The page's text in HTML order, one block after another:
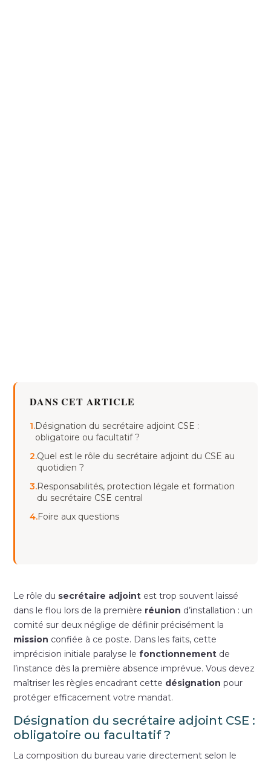
DANS CET ARTICLE
1.Désignation du secrétaire adjoint CSE :
obligatoire ou facultatif ?
2.Quel est le rôle du secrétaire adjoint du CSE au
quotidien ?
3.Responsabilités, protection légale et formation
du secrétaire CSE central
4.Foire aux questions
Le rôle du secrétaire adjoint est trop souvent laissé
dans le flou lors de la première réunion d’installation : un
comité sur deux néglige de définir précisément la
mission confiée à ce poste. Dans les faits, cette
imprécision initiale paralyse lefonctionnement de
l’instance dès la première absence imprévue. Vous devez
maîtriser les règles encadrant cette désignation pour
protéger efficacement votre mandat.
Désignation du secrétaire adjoint CSE :
obligatoire ou facultatif ?
La composition du bureau varie directement selon le